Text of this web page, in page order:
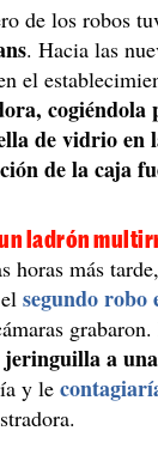
de los robos
. Hacia las
el
cogiéndola
de vidrio en
de la caja
ladrón
horas más
elsegundo robo
jeringuilla a
y le